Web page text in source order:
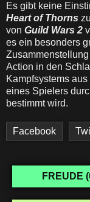
Es gibt keine
Heart of Thorns
von Guild Wars 2
es ein besonders
Action in den
Kampfsystems
eines Spielers
bestimmt wird.
Facebook
FREUDE (